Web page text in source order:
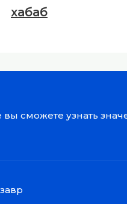
хабаб
вы сможете узнать